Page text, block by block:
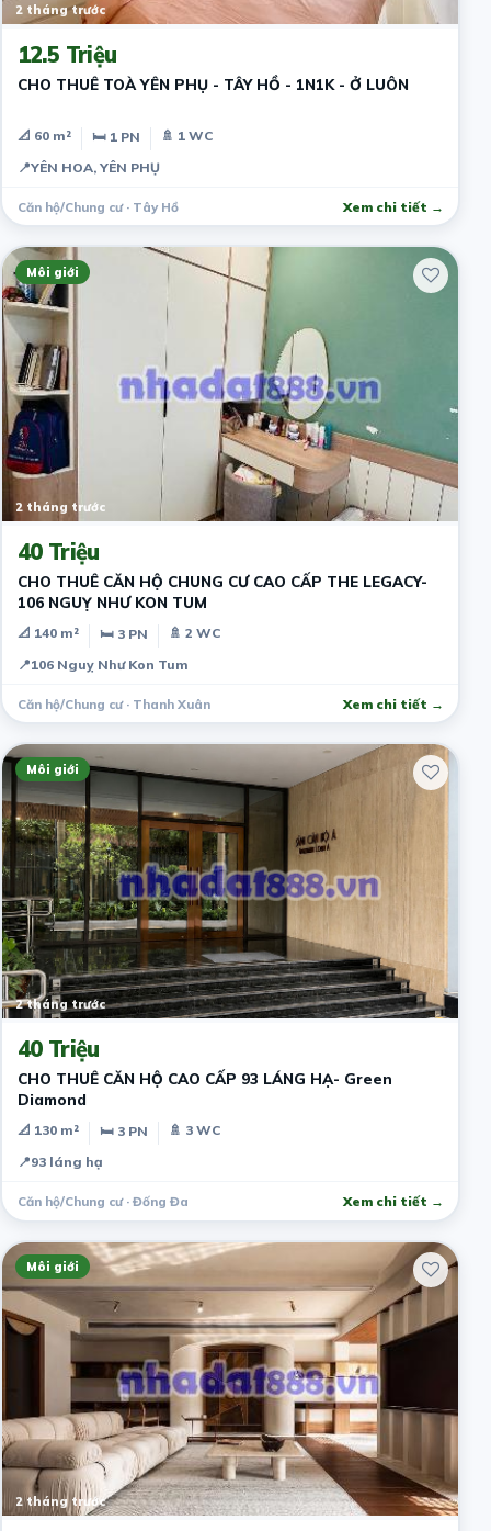
2 tháng trước
12.5 Triệu
CHO THUÊ TOÀ YÊN PHỤ - TÂY HỒ - 1N1K - Ở LUÔN
📐 60 m² 🛏 1 PN
🚿 1 WC
📍YÊN HOA, YÊN PHỤ
Căn hộ/Chung cư · Tây Hồ Xem chi tiết →
Môi giới
2 tháng trước
40 Triệu
CHO THUÊ CĂN HỘ CHUNG CƯ CAO CẤP THE LEGACY-
106 NGUỴ NHƯ KON TUM
📐 140 m² 🛏 3 PN
🚿 2 WC
📍106 Nguỵ Như Kon Tum
Căn hộ/Chung cư · Thanh Xuân Xem chi tiết →
Môi giới
2 tháng trước
40 Triệu
CHO THUÊ CĂN HỘ CAO CẤP 93 LÁNG HẠ- Green
Diamond
📐 130 m² 🛏 3 PN
🚿 3 WC
📍93 láng hạ
Căn hộ/Chung cư · Đống Đa Xem chi tiết →
Môi giới
2 tháng trước